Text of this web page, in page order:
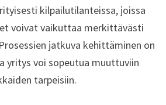
kilpailutilanteissa, joissa
voivat vaikuttaa merkittävästi
jatkuva kehittäminen on
yritys voi sopeutua muuttuviin
tarpeisiin.